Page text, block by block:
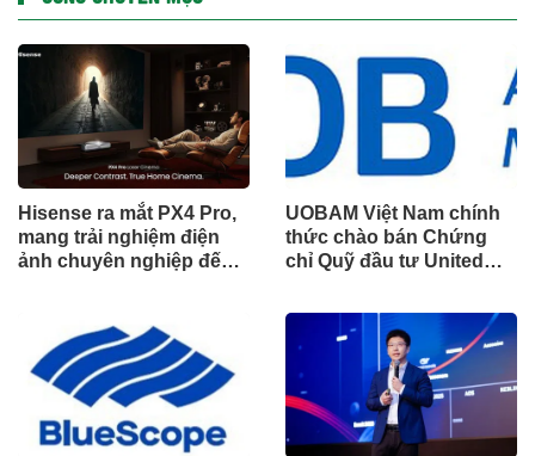
Hisense ra mắt PX4 Pro,
mang trải nghiệm điện
ảnh chuyên nghiệp đến
UOBAM Việt Nam chính
thức chào bán Chứng
chỉ Quỹ đầu tư United
(UMMF)